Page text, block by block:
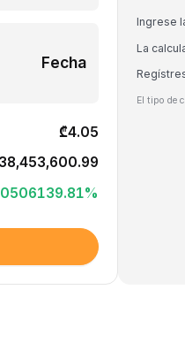
Fecha
₾4.05
%
Ingrese
La
El tipo de